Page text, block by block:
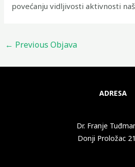
povećanju vidljivosti aktivnosti
← Previous Objava
ADRESA
Dr. Franje
Donji Proložac